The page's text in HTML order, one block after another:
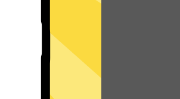
无限访问
信协议，使您无论